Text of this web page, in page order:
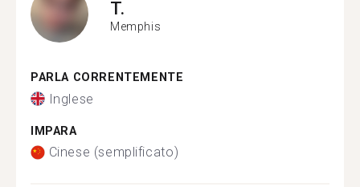
T.
Memphis
PARLA CORRENTEMENTE
Inglese
IMPARA
Cinese (semplificato)